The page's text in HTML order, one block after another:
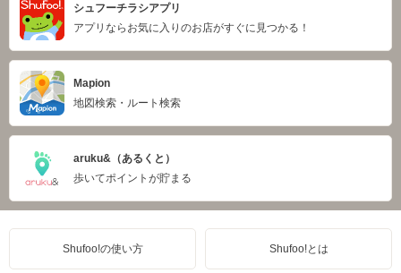
シュフーチラシアプリ
アプリならお気に入りのお店がすぐに見つかる！
Mapion
地図検索・ルート検索
aruku&（あるくと）
歩いてポイントが貯まる
Shufoo!の使い方 Shufoo!とは